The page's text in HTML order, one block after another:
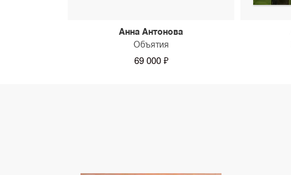
Анна Антонова
Объятия
69 000 ₽